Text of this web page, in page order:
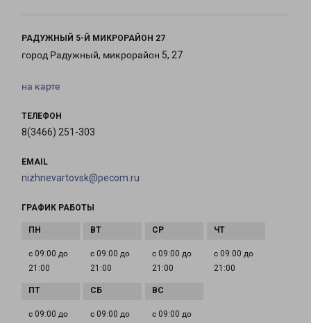
РАДУЖНЫЙ 5-Й МИКРОРАЙОН 27
город Радужный, микрорайон 5, 27
на карте
ТЕЛЕФОН
8(3466) 251-303
EMAIL
nizhnevartovsk@pecom.ru
ГРАФИК РАБОТЫ
с 09:00 до
21:00
с 09:00 до
21:00
с 09:00 до
21:00
с 09:00 до
21:00
с 09:00 до
с 09:00 до
с 09:00 до